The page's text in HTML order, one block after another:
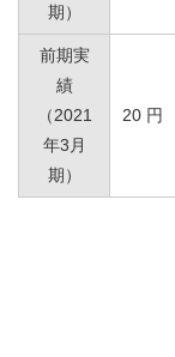
期）
前期実
績
（2021
年3月
期）
20 円